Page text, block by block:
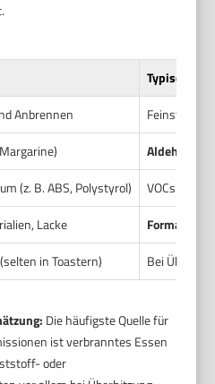
Typische
Anbrennen
Feinstaub
Aldehyde
(z. B. ABS, Polystyrol)
VOCs wie
Lacke
in Toastern)
Bei
Die häufigste Quelle für
ist verbranntes Essen
oder